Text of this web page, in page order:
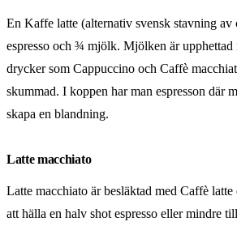
En Kaffe latte (alternativ svensk stavning
espresso och ¾ mjölk. Mjölken är
drycker som Cappuccino och Caffè
skummad. I koppen har man espresson där
skapa en blandning.
Latte macchiato
Latte macchiato är besläktad med Caffè
att hälla en halv shot espresso eller mindre